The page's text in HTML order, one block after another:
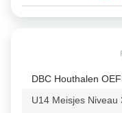
DBC Houthalen
U14 Meisjes Niveau